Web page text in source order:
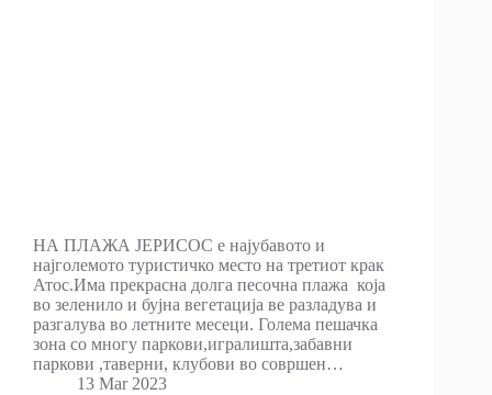
НА ПЛАЖА ЈЕРИСОС е најубавото и
најголемото туристичко место на третиот крак
Атос.Има прекрасна долга песочна плажа која
во зеленило и бујна вегетација ве разладува и
разгалува во летните месеци. Голема пешачка
зона со многу паркови,игралишта,забавни
паркови ,таверни, клубови во совршен…
13 Mar 2023